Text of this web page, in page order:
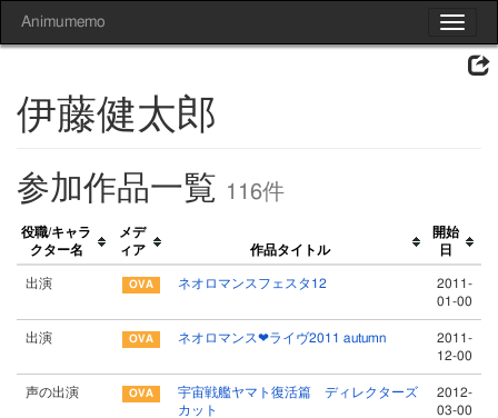
Toggle
Animumemo
伊藤健太郎
参加作品一覧 116件
役職/キャラ
クター名
メデ
ィア
作品タイトル
開始
日
出演 ネオロマンスフェスタ12
2011-
01-00
出演 ネオロマンス❤ライヴ2011 autumn
2011-
12-00
声の出演
宇宙戦艦ヤマト復活篇 ディレクターズ
カット
2012-
03-00